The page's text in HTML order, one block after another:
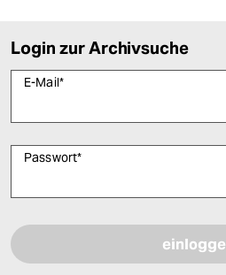
Login zur Archivsuche
E-Mail*
Passwort*